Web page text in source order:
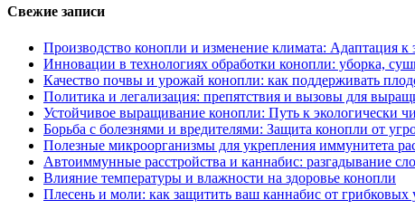
Свежие записи
Производство конопли и изменение климата: Адаптация к
Инновации в технологиях обработки конопли: уборка,
Качество почвы и урожай конопли: как поддерживать
Политика и легализация: препятствия и вызовы для
Устойчивое выращивание конопли: Путь к экологически
Борьба с болезнями и вредителями: Защита конопли от
Полезные микроорганизмы для укрепления иммунитета
Автоиммунные расстройства и каннабис: разгадывание
Влияние температуры и влажности на здоровье конопли
Плесень и моли: как защитить ваш каннабис от грибковых